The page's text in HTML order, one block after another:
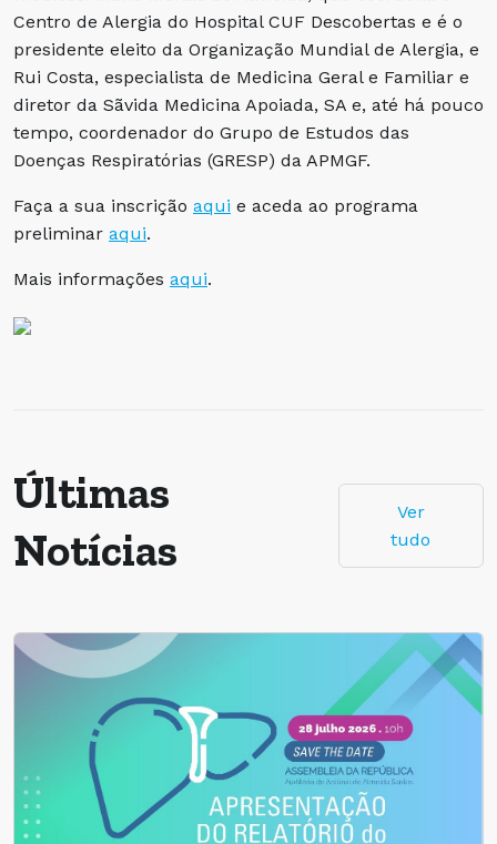
Centro de Alergia do Hospital CUF Descobertas e é o
presidente eleito da Organização Mundial de Alergia, e
Rui Costa, especialista de Medicina Geral e Familiar e
diretor da Sãvida Medicina Apoiada, SA e, até há pouco
tempo, coordenador do Grupo de Estudos das
Doenças Respiratórias (GRESP) da APMGF.
Faça a sua inscrição aqui e aceda ao programa
preliminar aqui.
Mais informações aqui.
Últimas
Notícias
Ver
tudo